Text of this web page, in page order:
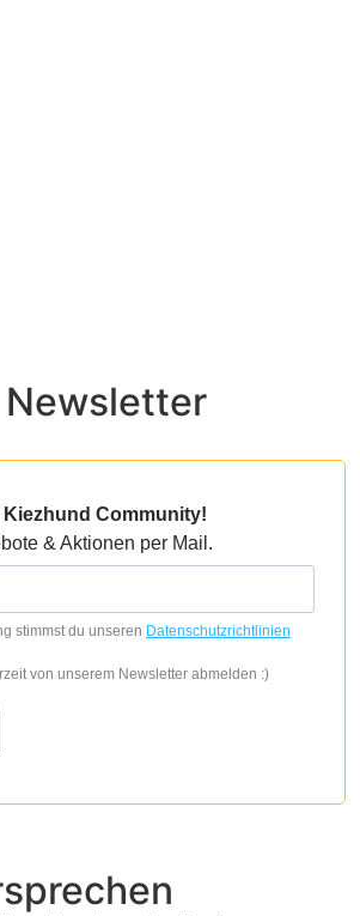
Kiezhund Community!
& Aktionen per Mail.
stimmst du unseren Datenschutzrichtlinien
von unserem Newsletter abmelden :)